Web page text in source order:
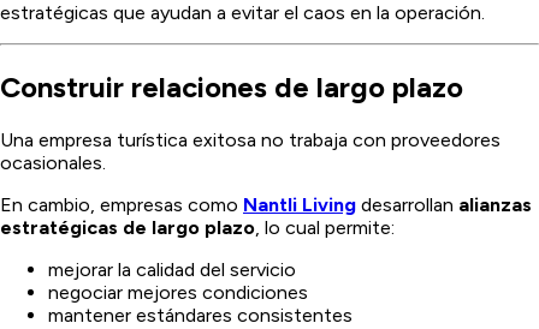
estratégicas que ayudan a evitar el caos en la operación.
Construir relaciones de largo plazo
Una empresa turística exitosa no trabaja con proveedores
ocasionales.
En cambio, empresas como Nantli Living desarrollan alianzas
estratégicas de largo plazo, lo cual permite:
mejorar la calidad del servicio
negociar mejores condiciones
mantener estándares consistentes